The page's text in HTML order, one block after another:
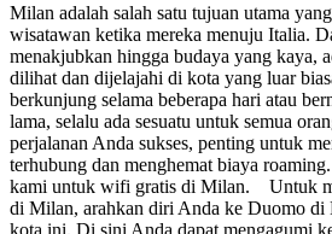
Milan adalah salah satu tujuan utama
wisatawan ketika mereka menuju Italia.
menakjubkan hingga budaya yang kaya,
dilihat dan dijelajahi di kota yang luar
berkunjung selama beberapa hari atau
lama, selalu ada sesuatu untuk semua
perjalanan Anda sukses, penting untuk
terhubung dan menghemat biaya
kami untuk wifi gratis di Milan. Untuk
di Milan, arahkan diri Anda ke Duomo
kota ini. Di sini Anda dapat mengagumi